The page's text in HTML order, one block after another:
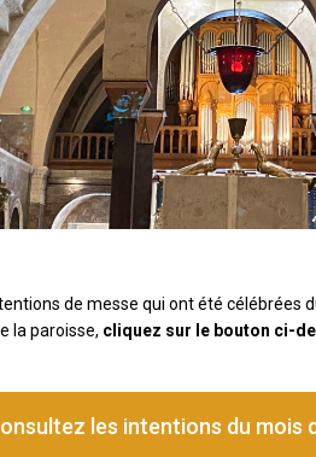
de messe qui ont été célébrées
la paroisse, cliquez sur le bouton ci-
les intentions du mois